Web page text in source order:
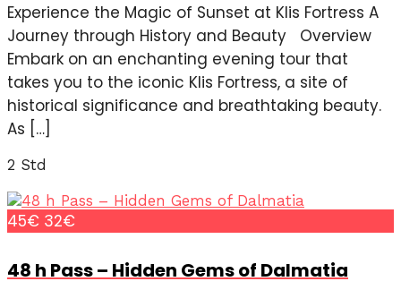
Experience the Magic of Sunset at Klis Fortress A
Journey through History and Beauty Overview
Embark on an enchanting evening tour that
takes you to the iconic Klis Fortress, a site of
historical significance and breathtaking beauty.
As […]
2 Std
45€ 32€
48 h Pass – Hidden Gems of Dalmatia